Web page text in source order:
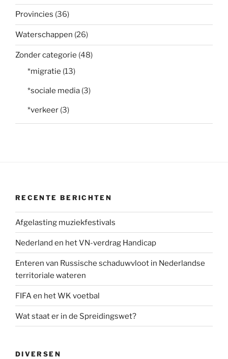
Provincies (36)
Waterschappen (26)
Zonder categorie (48)
*migratie (13)
*sociale media (3)
*verkeer (3)
RECENTE BERICHTEN
Afgelasting muziekfestivals
Nederland en het VN-verdrag Handicap
Enteren van Russische schaduwvloot in Nederlandse
territoriale wateren
FIFA en het WK voetbal
Wat staat er in de Spreidingswet?
DIVERSEN